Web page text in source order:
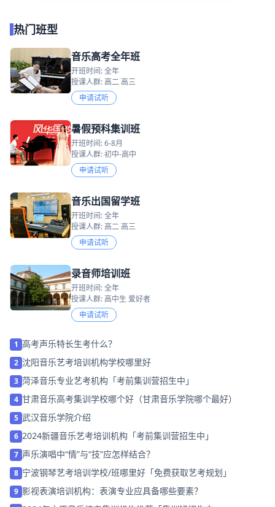
热门班型
音乐高考全年班
开班时间: 全年
授课人群: 高二 高三
申请试听
暑假预科集训班
开班时间: 6-8月
授课人群: 初中-高中
申请试听
音乐出国留学班
开班时间: 全年
授课人群: 高二 高三
申请试听
录音师培训班
开班时间: 全年
授课人群: 高中生 爱好者
申请试听
1 高考声乐特长生考什么？
2 沈阳音乐艺考培训机构学校哪里好
3 菏泽音乐专业艺考机构「考前集训营招生中」
4 甘肃音乐高考集训学校哪个好（甘肃音乐学院哪个最好）
5 武汉音乐学院介绍
6 2024 新疆音乐艺考培训机构「考前集训营招生中」
7 声乐演唱中“情”与“技”应怎样结合？
8 宁波钢琴艺考培训学校/班哪里好「免费获取艺考规划」
9 影视表演培训机构：表演专业应具备哪些要素？